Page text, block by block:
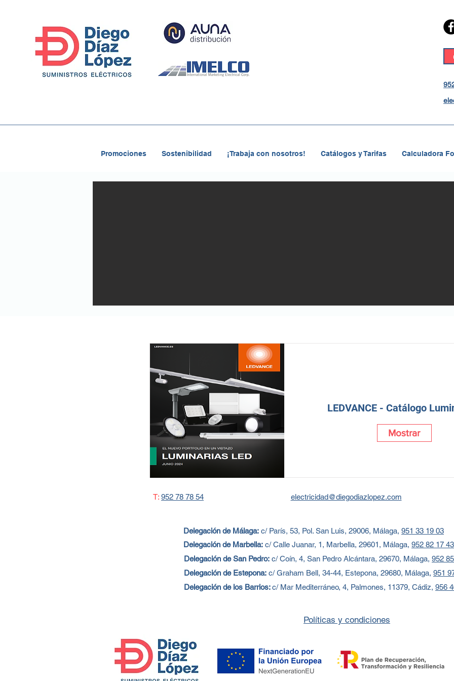
Promociones Sostenibilidad ¡Trabaja con nosotros! Catálogos y Tarifas Calculadora
LEDVANCE - Catálogo
Mostrar
T: 952 78 78 54 electricidad@diegodiazlopez.com
Delegación de Málaga: c/ París, 53, Pol. San Luis, 29006, Málaga, 951 33 19 03
Delegación de Marbella: c/Calle Juanar, 1, Marbella, 29601, Málaga, 952 82 17 43
Delegación de San Pedro: c/Coín, 4, San Pedro Alcántara, 29670, Málaga, 952
Delegación de Estepona: c/ Graham Bell, 34-44, Estepona, 29680, Málaga, 951
Delegación de los Barrios:c/ Mar Mediterráneo, 4, Palmones, 11379, Cádiz, 956
Políticas y condiciones